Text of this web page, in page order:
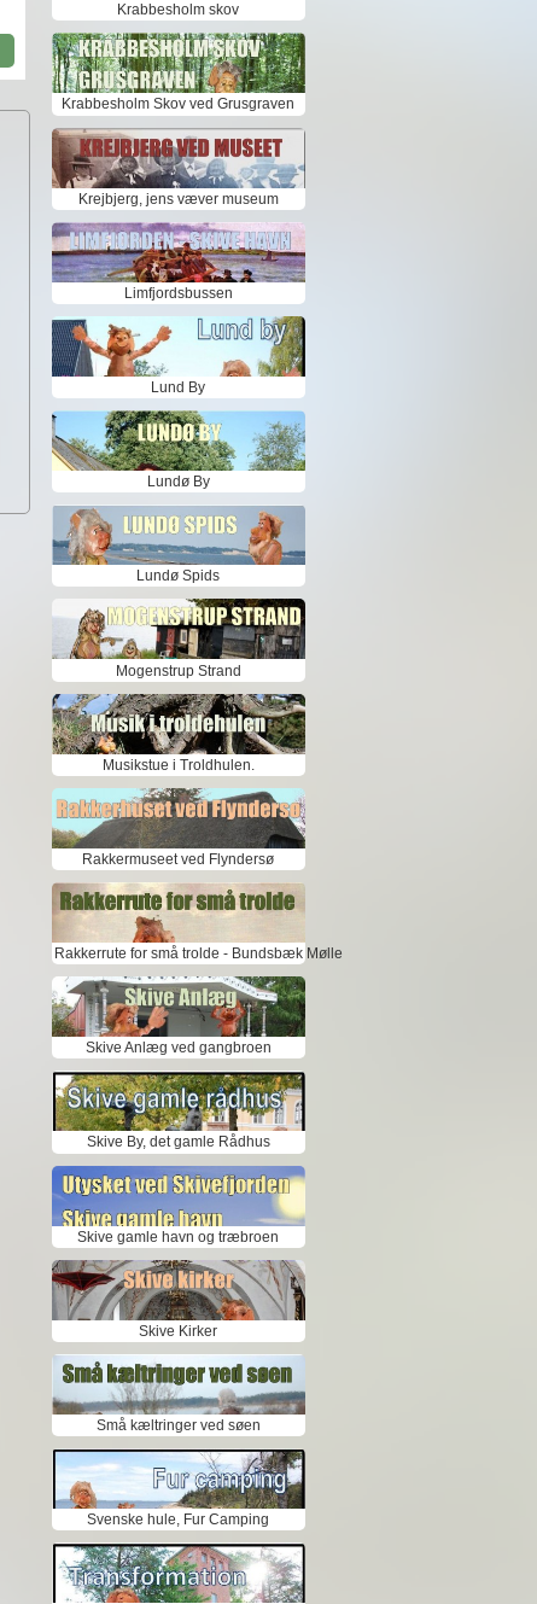
Krabbesholm skov
Krabbesholm Skov ved Grusgraven
Krejbjerg, jens væver museum
Limfjordsbussen
Lund By
Lundø By
Lundø Spids
Mogenstrup Strand
Musikstue i Troldhulen.
Rakkermuseet ved Flyndersø
Rakkerrute for små trolde - Bundsbæk Mølle
Skive Anlæg ved gangbroen
Skive By, det gamle Rådhus
Skive gamle havn og træbroen
Skive Kirker
Små kæltringer ved søen
Svenske hule, Fur Camping